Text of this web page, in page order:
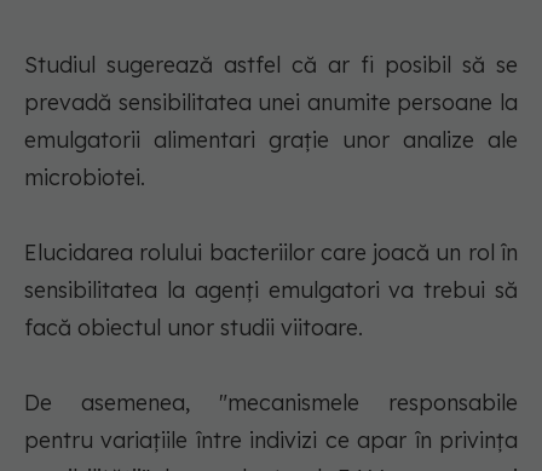
Studiul sugerează astfel că ar fi posibil să se
prevadă sensibilitatea unei anumite persoane la
emulgatorii alimentari graţie unor analize ale
microbiotei.
Elucidarea rolului bacteriilor care joacă un rol în
sensibilitatea la agenţi emulgatori va trebui să
facă obiectul unor studii viitoare.
De asemenea, "mecanismele responsabile
pentru variaţiile între indivizi ce apar în privinţa